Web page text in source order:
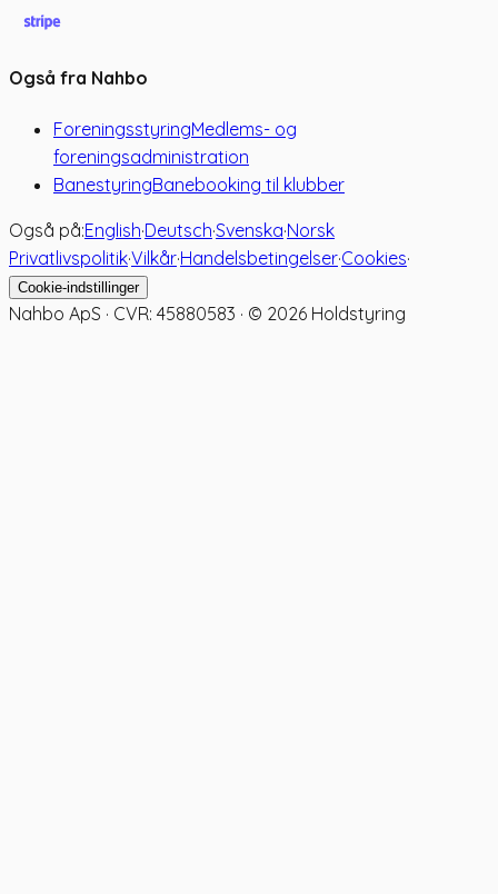
Også fra Nahbo
ForeningsstyringMedlems- og
foreningsadministration
BanestyringBanebooking til klubber
Også på:English·Deutsch·Svenska·Norsk
Privatlivspolitik·Vilkår·Handelsbetingelser·Cookies·
Cookie-indstillinger
Nahbo ApS · CVR: 45880583 · © 2026 Holdstyring